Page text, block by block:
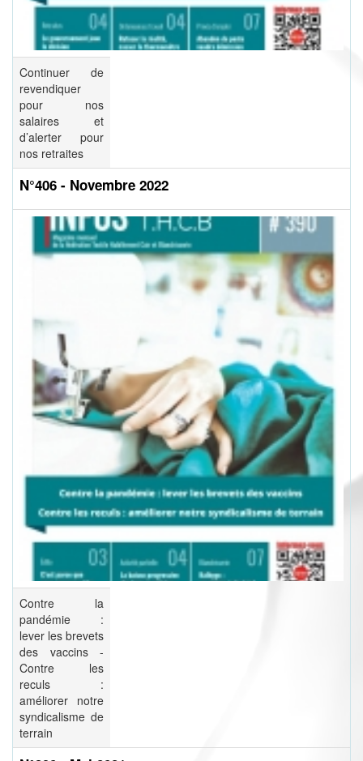
Continuer de
revendiquer
pour nos
salaires et
d’alerter pour
nos retraites
N°406 - Novembre 2022
Contre la
pandémie :
lever les brevets
des vaccins -
Contre les
reculs :
améliorer notre
syndicalisme de
terrain